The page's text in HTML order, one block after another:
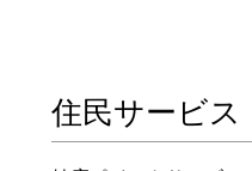
住民サービス